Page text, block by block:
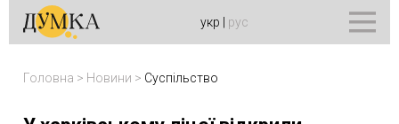
укр рус
Головна > Новини > Суспільство